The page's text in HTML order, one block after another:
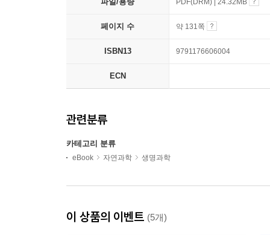
PDF(DRM) | 24.32MB
페이지 수 약 131쪽
ISBN13 9791176606004
ECN
관련분류
카테고리 분류
eBook 자연과학 생명과학
이 상품의 이벤트 (5개)